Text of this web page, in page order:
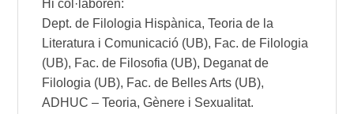
Hi col·laboren:
Dept. de Filologia Hispànica, Teoria de la
Literatura i Comunicació (UB), Fac. de Filologia
(UB), Fac. de Filosofia (UB), Deganat de
Filologia (UB), Fac. de Belles Arts (UB),
ADHUC – Teoria, Gènere i Sexualitat.